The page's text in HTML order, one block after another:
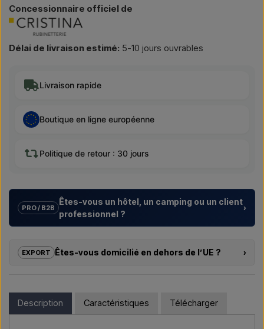
Concessionnaire officiel de
Délai de livraison estimé: 5-10 jours ouvrables
Livraison rapide
Boutique en ligne européenne
Politique de retour : 30 jours
PRO / B2B
Êtes-vous un hôtel, un camping ou un client
professionnel ?
›
promoteurs immobiliers avec des
pour douches extérieures – du choix du modèle à la bonne
Vous souhaitez un
plus importante, contactez-nous – réponse rapide.
EXPORT Êtes-vous domicilié en dehors de l’UE ?
›
commander directement sur le webshop. En revanche, vous
pouvez nous contacter et recevoir un prix avec la livraison et,
Description Caractéristiques Télécharger